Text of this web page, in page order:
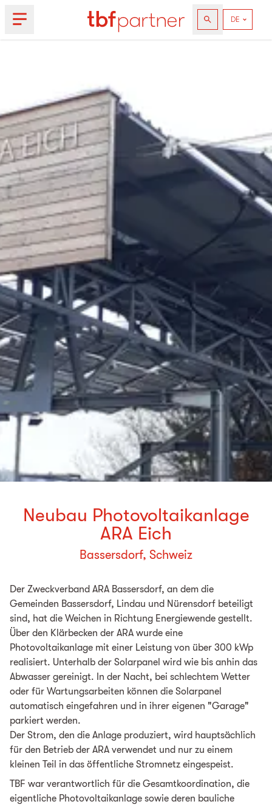
Neubau Photovoltaikanlage
ARA Eich
Bassersdorf, Schweiz
Der Zweckverband ARA Bassersdorf, an dem die
Gemeinden Bassersdorf, Lindau und Nürensdorf beteiligt
sind, hat die Weichen in Richtung Energiewende gestellt.
Über den Klärbecken der ARA wurde eine
Photovoltaikanlage mit einer Leistung von über 300 kWp
realisiert. Unterhalb der Solarpanel wird wie bis anhin das
Abwasser gereinigt. In der Nacht, bei schlechtem Wetter
oder für Wartungsarbeiten können die Solarpanel
automatisch eingefahren und in ihrer eigenen "Garage"
parkiert werden.
Der Strom, den die Anlage produziert, wird hauptsächlich
für den Betrieb der ARA verwendet und nur zu einem
kleinen Teil in das öffentliche Stromnetz eingespeist.
TBF war verantwortlich für die Gesamtkoordination, die
eigentliche Photovoltaikanlage sowie deren bauliche